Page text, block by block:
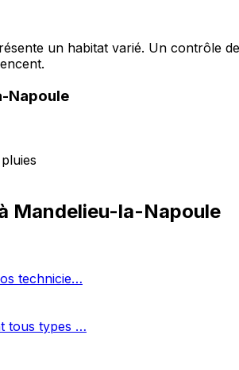
un habitat varié. Un contrôle
Napoule
Mandelieu-la-Napoule
technicie…
tous types …